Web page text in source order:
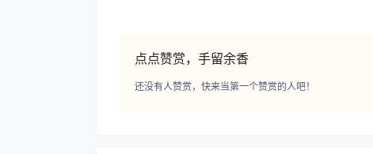
点点赞赏，手留余香
还没有人赞赏，快来当第一个赞赏的人吧！